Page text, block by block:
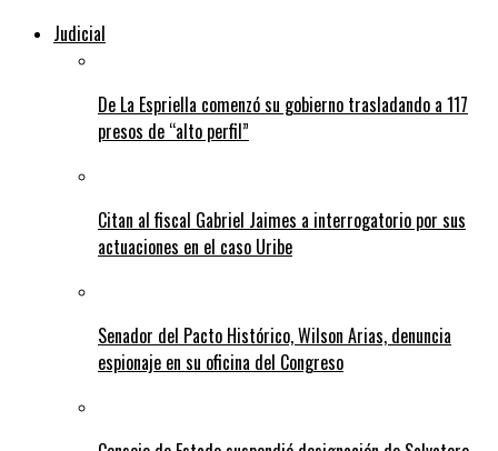
Judicial
De La Espriella comenzó su gobierno trasladando a 117
presos de “alto perfil”
Citan al fiscal Gabriel Jaimes a interrogatorio por sus
actuaciones en el caso Uribe
Senador del Pacto Histórico, Wilson Arias, denuncia
espionaje en su oficina del Congreso